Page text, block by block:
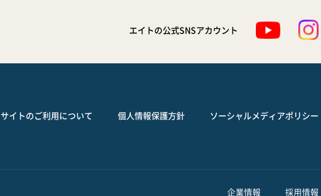
エイトの公式SNSアカウント
サイトのご利用について 個人情報保護方針 ソーシャルメディアポリシー
企業情報 採用情報